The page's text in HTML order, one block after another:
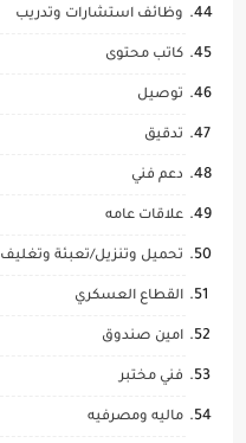
وظائف استشارات وتدريب
كاتب محتوى
توصيل
تدقيق
دعم فني
علاقات عامه
تحميل وتنزيل/تعبئة وتغليف
القطاع العسكري
امين صندوق
فني مختبر
ماليه ومصرفيه